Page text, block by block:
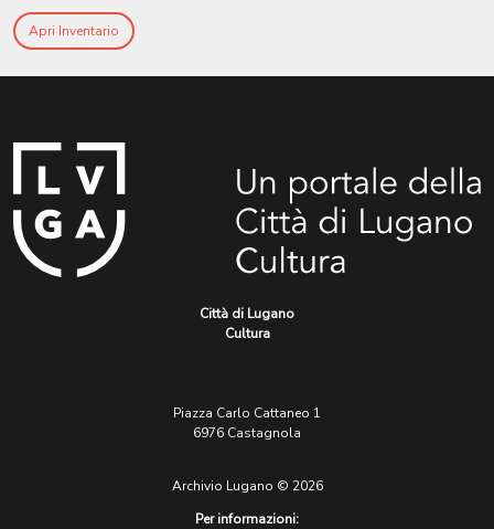
Apri Inventario
Città di Lugano
Cultura
Piazza Carlo Cattaneo 1
6976 Castagnola
Archivio Lugano © 2026
Per informazioni: